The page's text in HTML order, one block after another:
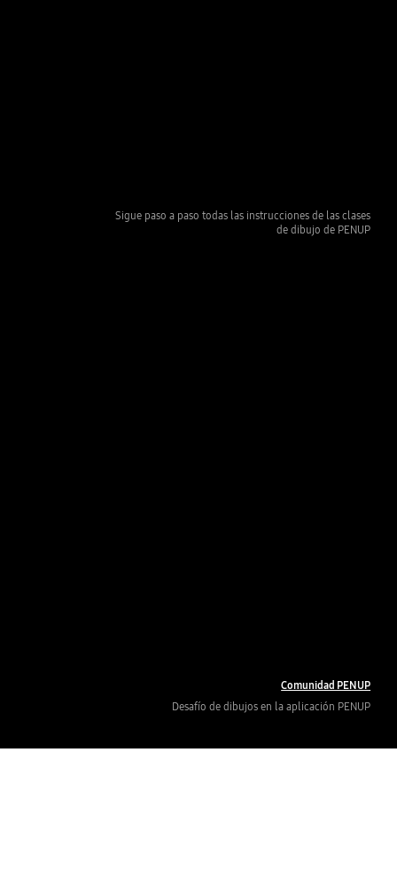
Sigue paso a paso todas las instrucciones de las clases
de dibujo de PENUP
Comunidad PENUP
Desafío de dibujos en la aplicación PENUP